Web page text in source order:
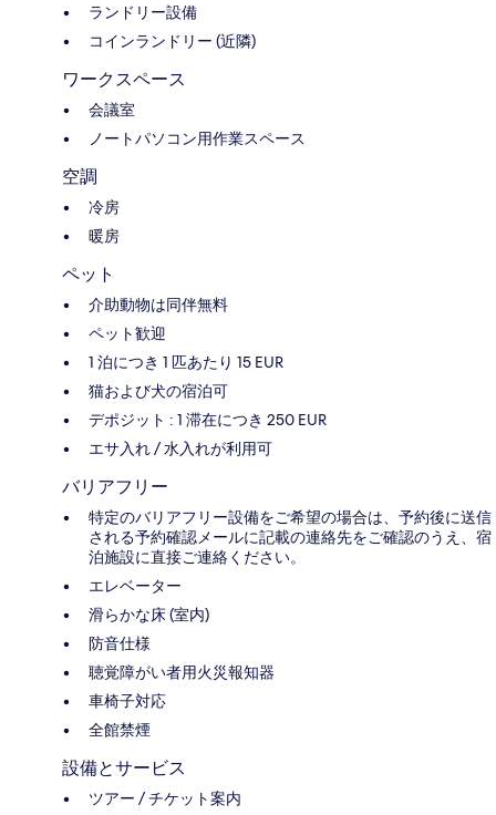
ランドリー設備
コインランドリー (近隣)
ワークスペース
会議室
ノートパソコン用作業スペース
空調
冷房
暖房
ペット
介助動物は同伴無料
ペット歓迎
1 泊につき 1 匹あたり 15 EUR
猫および犬の宿泊可
デポジット : 1 滞在につき 250 EUR
エサ入れ / 水入れが利用可
バリアフリー
特定のバリアフリー設備をご希望の場合は、予約後に送信
される予約確認メールに記載の連絡先をご確認のうえ、宿
泊施設に直接ご連絡ください。
エレベーター
滑らかな床 (室内)
防音仕様
聴覚障がい者用火災報知器
車椅子対応
全館禁煙
設備とサービス
ツアー / チケット案内